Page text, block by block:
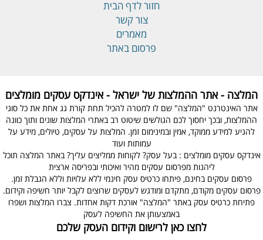
חזור לדף הבית
צור קשר
מאמרים
פרסום באתר
המלצה - אתר ההמלצות של ישראל - אינדקס עסקים מומלצים
אתר האינטרנט "המלצה" שם לו למטרה להכיל תחת קורת גג אחת את כל סוגי
ההמלצות, ובכך יחסוך לכם הגולשים שיטוט רב באתרי המלצות שונים ותוך כוונה
להגיע למידע ממוקד, אמין ובמינימום זמן. המלצות על עסקים, טיולים, מידע על
עמותות ועוד
אינדקס עסקים מומלצים : בעל עסק? לקוחות ממליצים עליך? באתר המלצה תוכל
ליהנות מפרסום עסקים מהיר ואיכותי ובפריסה ארצית
פרסום עסקים בחינם, פיתחו כרטיס עסק חינמי ללא עלויות וללא הגבלת זמן.
פרסום עסקים מקודם, מתקדם ומודגש לעסקים שרוצים לקבל יותר חשיפה וקידום.
פתיחת כרטיס עסק באתר "המלצה" אורכת דקות אחדות. צברו המלצות ושפרו
באמצעותן את החשיפה לעסק
לחצו כאן לרישום וקידום העסק שלכם